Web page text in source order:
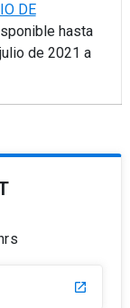
DE
hasta
de 2021 a
launch